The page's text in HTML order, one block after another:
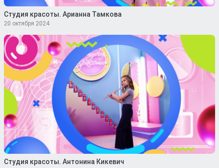
Студия красоты. Арианна Тамкова
20 октября 2024
Студия красоты. Антонина Кикевич